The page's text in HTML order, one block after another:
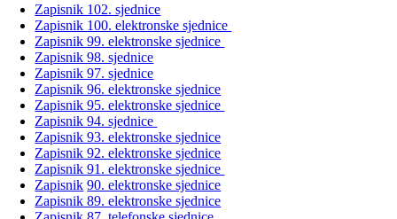
Zapisnik 102. sjednice
Zapisnik 100. elektronske sjednice
Zapisnik 99. elektronske sjednice
Zapisnik 98. sjednice
Zapisnik 97. sjednice
Zapisnik 96. elektronske sjednice
Zapisnik 95. elektronske sjednice
Zapisnik 94. sjednice
Zapisnik 93. elektronske sjednice
Zapisnik 92. elektronske sjednice
Zapisnik 91. elektronske sjednice
Zapisnik 90. elektronske sjednice
Zapisnik 89. elektronske sjednice